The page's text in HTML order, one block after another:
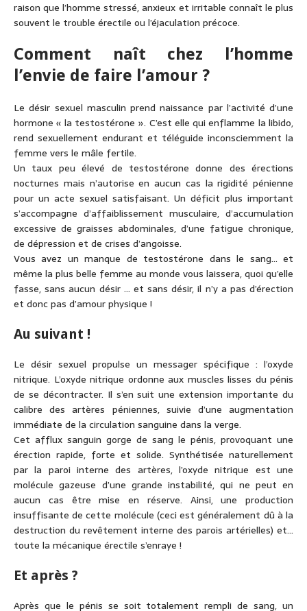
raison que l’homme stressé, anxieux et irritable connaît le plus
souvent le trouble érectile ou l’éjaculation précoce.
Comment naît chez l’homme
l’envie de faire l’amour ?
Le désir sexuel masculin prend naissance par l’activité d’une
hormone « la testostérone ». C’est elle qui enflamme la libido,
rend sexuellement endurant et téléguide inconsciemment la
femme vers le mâle fertile.
Un taux peu élevé de testostérone donne des érections
nocturnes mais n’autorise en aucun cas la rigidité pénienne
pour un acte sexuel satisfaisant. Un déficit plus important
s’accompagne d’affaiblissement musculaire, d’accumulation
excessive de graisses abdominales, d’une fatigue chronique,
de dépression et de crises d’angoisse.
Vous avez un manque de testostérone dans le sang… et
même la plus belle femme au monde vous laissera, quoi qu’elle
fasse, sans aucun désir … et sans désir, il n’y a pas d’érection
et donc pas d’amour physique !
Au suivant !
Le désir sexuel propulse un messager spécifique : l’oxyde
nitrique. L’oxyde nitrique ordonne aux muscles lisses du pénis
de se décontracter. Il s’en suit une extension importante du
calibre des artères péniennes, suivie d’une augmentation
immédiate de la circulation sanguine dans la verge.
Cet afflux sanguin gorge de sang le pénis, provoquant une
érection rapide, forte et solide. Synthétisée naturellement
par la paroi interne des artères, l’oxyde nitrique est une
molécule gazeuse d’une grande instabilité, qui ne peut en
aucun cas être mise en réserve. Ainsi, une production
insuffisante de cette molécule (ceci est généralement dû à la
destruction du revêtement interne des parois artérielles) et…
toute la mécanique érectile s’enraye !
Et après ?
Après que le pénis se soit totalement rempli de sang, un